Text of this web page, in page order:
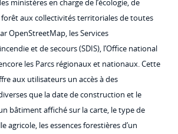
ministères en charge de l’écologie, de
forêt aux collectivités territoriales de toutes
OpenStreetMap, les Services
et de secours (SDIS), l’Office national
les Parcs régionaux et nationaux. Cette
aux utilisateurs un accès à des
que la date de construction et le
bâtiment affiché sur la carte, le type de
agricole, les essences forestières d’un